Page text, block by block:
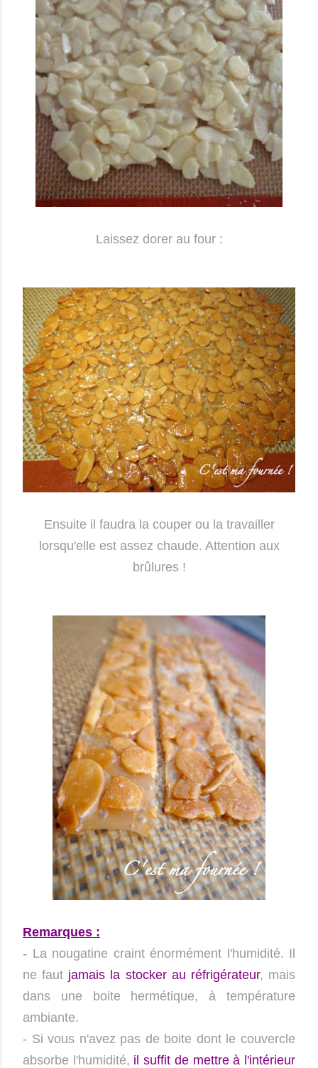
Laissez dorer au four :
Ensuite il faudra la couper ou la travailler
lorsqu'elle est assez chaude. Attention aux
brûlures !
Remarques :
- La nougatine craint énormément l'humidité. Il
ne faut jamais la stocker au réfrigérateur, mais
dans une boite hermétique, à température
ambiante.
- Si vous n'avez pas de boite dont le couvercle
absorbe l'humidité, il suffit de mettre à l'intérieur